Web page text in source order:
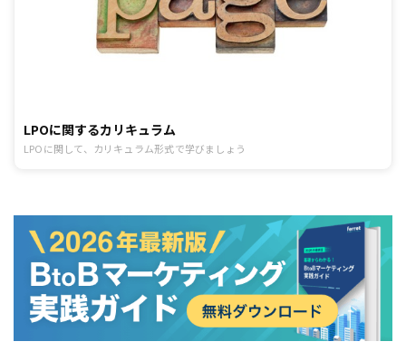
LPOに関するカリキュラム
LPOに関して、カリキュラム形式で学びましょう